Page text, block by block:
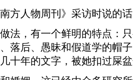
方人物周刊》采访时说的
法，有一个鲜明的特点：
落后、愚昧和假道学的帽
十年的文字，被她扣过屎